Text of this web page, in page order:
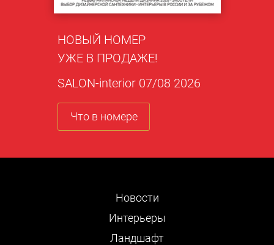
НОВЫЙ НОМЕР
УЖЕ В ПРОДАЖЕ!
SALON-interior 07/08 2026
Что в номере
Новости
Интерьеры
Ландшафт